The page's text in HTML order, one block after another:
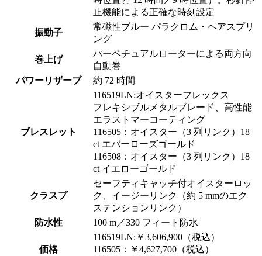
止機能による正確な時刻設定
振動子
常磁性ブルー パラクロム・ヘアスプリ
ング
巻上げ
パーペチュアルローターによる両方向
自動巻
パワーリザーブ
約 72 時間
ブレスレット
116519LN:オイスターフレックス
フレキシブルメタルブレード、高性能
エラストマーコーティング
116505：オイスター（3 列リンク）18
ct エバーローズゴールド
116508：オイスター（3 列リンク）18
ct イエローゴールド
クラスプ
セーフティキャッチ付オイスターロッ
ク、イージーリンク（約 5 mmのエク
ステンションリンク）
防水性
100 m／330 フィート防水
価格
116519LN:￥3,606,900（税込）
116505：￥4,627,700（税込）